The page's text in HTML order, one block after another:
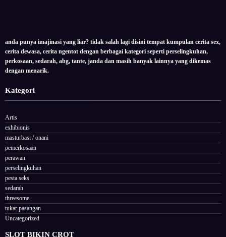
anda punya imajinasi yang liar? tidak salah lagi disini tempat kumpulan cerita sex,
cerita dewasa, cerita ngentot dengan berbagai kategori seperti perselingkuhan,
perkosaan, sedarah, abg, tante, janda dan masih banyak lainnya yang dikemas
dengan menarik.
Kategori
Artis
exhibionis
masturbasi / onani
pemerkosaan
perawan
perselingkuhan
pesta seks
sedarah
threesome
tukar pasangan
Uncategorized
SLOT BIKIN CROT